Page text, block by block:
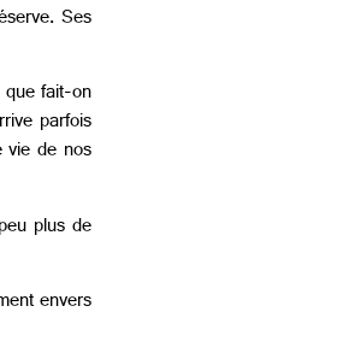
Ses
fait-on
parfois
vie de nos
plus de
envers